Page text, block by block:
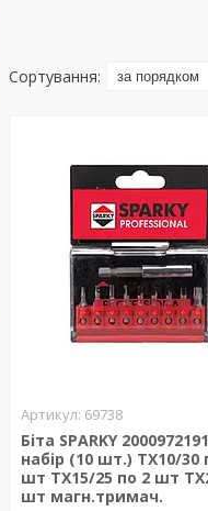
69738
Біта SPARKY
набір (10 шт.) TX10/30
шт TX15/25 по 2 шт
шт магн.тримач.